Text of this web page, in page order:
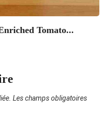
Tomato...
Les champs obligatoires